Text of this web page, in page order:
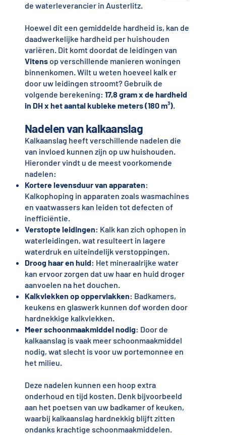
de waterleverancier in Austerlitz.
Hoewel dit een gemiddelde hardheid is, kan de
daadwerkelijke hardheid per huishouden
variëren. Dit komt doordat de leidingen van
Vitensop verschillende manieren woningen
binnenkomen. Wilt u weten hoeveel kalk er
door uw leidingen stroomt? Gebruik de
volgende berekening: 17,8 gram x de hardheid
in DH x het aantal kubieke meters (180 m³).
Nadelen van kalkaanslag
Kalkaanslag heeft verschillende nadelen die
van invloed kunnen zijn op uw huishouden.
Hieronder vindt u de meest voorkomende
nadelen:
Kortere levensduur van apparaten:
Kalkophoping in apparaten zoals wasmachines
en vaatwassers kan leiden tot defecten of
inefficiëntie.
Verstopte leidingen: Kalk kan zich ophopen in
waterleidingen, wat resulteert in lagere
waterdruk en uiteindelijk verstoppingen.
Droog haar en huid: Het mineraalrijke water
kan ervoor zorgen dat uw haar en huid droger
aanvoelen na het douchen.
Kalkvlekken op oppervlakken: Badkamers,
keukens en glaswerk kunnen dof worden door
hardnekkige kalkvlekken.
Meer schoonmaakmiddel nodig: Door de
kalkaanslag is vaak meer schoonmaakmiddel
nodig, wat slecht is voor uw portemonnee en
het milieu.
Deze nadelen kunnen een hoop extra
onderhoud en tijd kosten. Denk bijvoorbeeld
aan het poetsen van uw badkamer of keuken,
waarbij kalkaanslag hardnekkig blijft zitten
ondanks krachtige schoonmaakmiddelen.